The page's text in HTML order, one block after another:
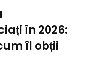
în 2026:
îl obții